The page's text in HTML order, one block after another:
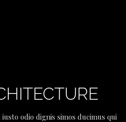
odio dignis simos ducimus qui